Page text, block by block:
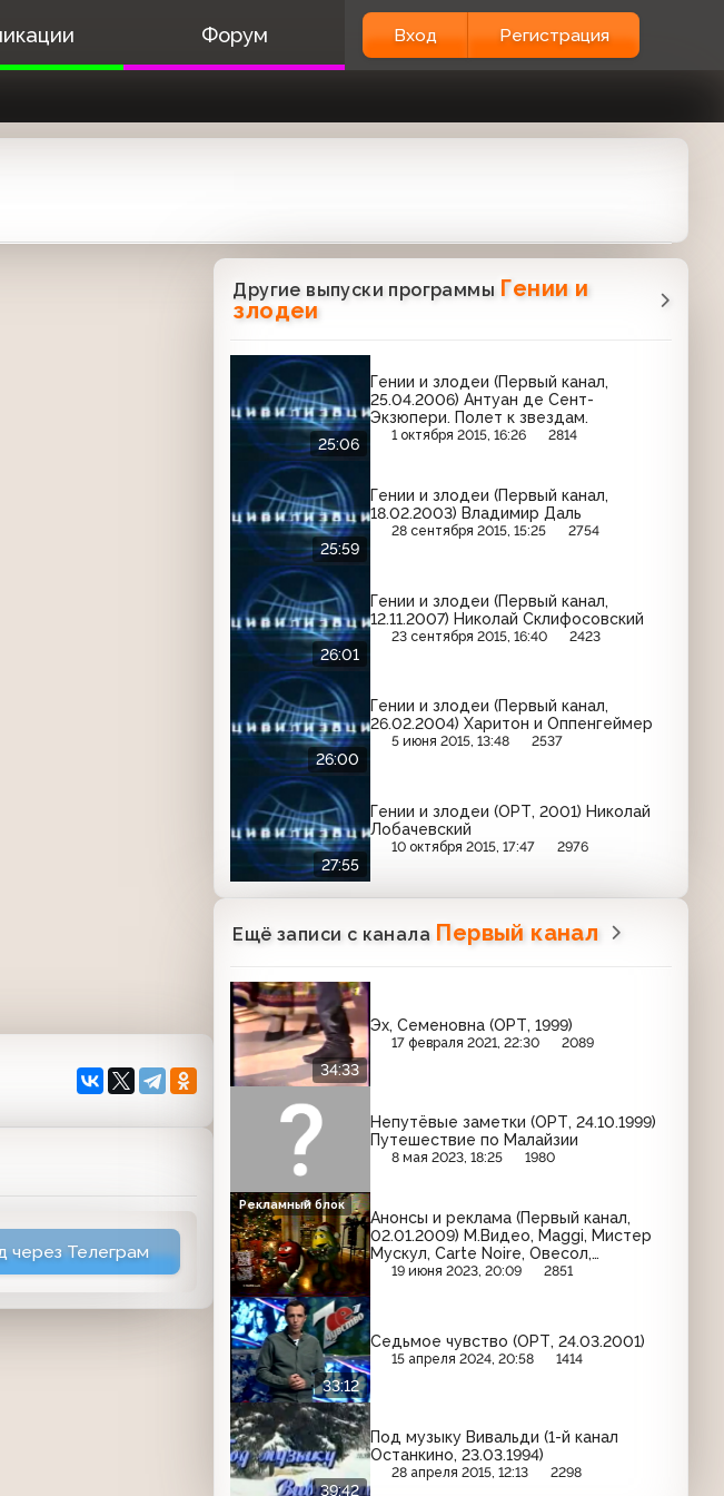
Форум Вход Регистрация
через Телеграм
Другие выпуски программы Гении и
злодеи
25:06
Гении и злодеи (Первый канал,
25.04.2006) Антуан де Сент-
Экзюпери. Полет к звездам.
1 октября 2015, 16:26 2814
25:59
Гении и злодеи (Первый канал,
18.02.2003) Владимир Даль
28 сентября 2015, 15:25 2754
26:01
Гении и злодеи (Первый канал,
12.11.2007) Николай Склифосовский
23 сентября 2015, 16:40 2423
26:00
Гении и злодеи (Первый канал,
26.02.2004) Харитон и Оппенгеймер
5 июня 2015, 13:48 2537
27:55
Гении и злодеи (ОРТ, 2001) Николай
Лобачевский
10 октября 2015, 17:47 2976
Ещё записи с канала Первый канал
34:33
Эх, Семеновна (ОРТ, 1999)
17 февраля 2021, 22:30 2089
Непутёвые заметки (ОРТ, 24.10.1999)
Путешествие по Малайзии
8 мая 2023, 18:25 1980
Анонсы и реклама (Первый канал,
02.01.2009) М.Видео, Maggi, Мистер
Мускул, Carte Noire, Овесол,
Техносила, M&M's, Ласка, Lay's,
19 июня 2023, 20:09 2851
Рекламный блок
33:12
Седьмое чувство (ОРТ, 24.03.2001)
15 апреля 2024, 20:58 1414
39:42
Под музыку Вивальди (1-й канал
Останкино, 23.03.1994)
28 апреля 2015, 12:13 2298